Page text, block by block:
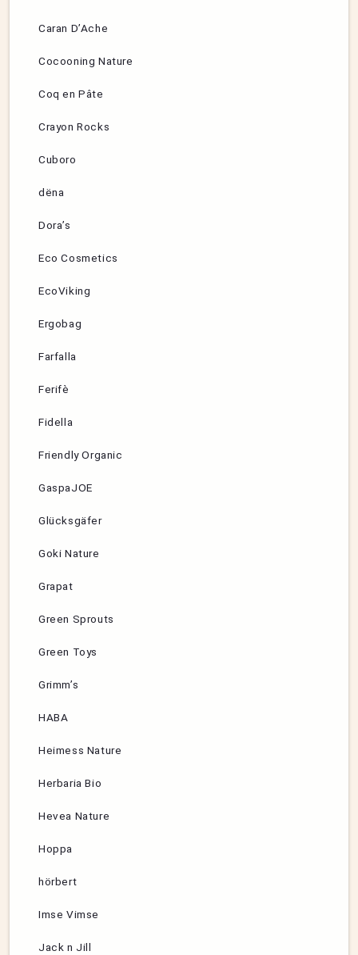
Caran D’Ache
Cocooning Nature
Coq en Pâte
Crayon Rocks
Cuboro
dëna
Dora’s
Eco Cosmetics
EcoViking
Ergobag
Farfalla
Ferifè
Fidella
Friendly Organic
GaspaJOE
Glücksgäfer
Goki Nature
Grapat
Green Sprouts
Green Toys
Grimm’s
HABA
Heimess Nature
Herbaria Bio
Hevea Nature
Hoppa
hörbert
Imse Vimse
Jack n Jill